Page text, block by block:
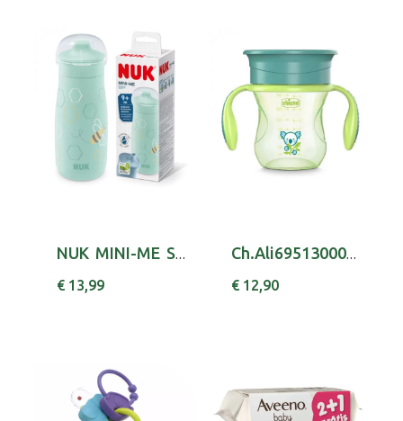
NUK MINI-ME SIP COPO PP 300ML 9M+ VERDE,
€ 13,99
Ch.Ali6951300000 Copo 360 Neutro 12m+
€ 12,90